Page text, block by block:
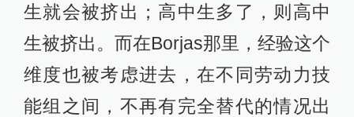
生就会被挤出；高中生多了，则高中
生被挤出。而在Borjas那里，经验这个
维度也被考虑进去，在不同劳动力技
能组之间，不再有完全替代的情况出